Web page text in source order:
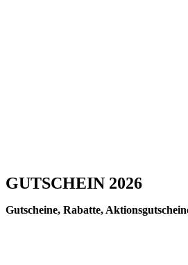
GUTSCHEIN 2026
Gutscheine, Rabatte,